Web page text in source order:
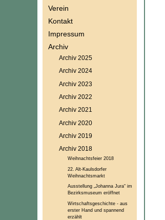
Verein
Kontakt
Impressum
Archiv
Archiv 2025
Archiv 2024
Archiv 2023
Archiv 2022
Archiv 2021
Archiv 2020
Archiv 2019
Archiv 2018
Weihnachtsfeier 2018
22. Alt-Kaulsdorfer
Weihnachtsmarkt
Ausstellung „Johanna Jura“ im
Bezirksmuseum eröffnet
Wirtschaftsgeschichte - aus
erster Hand und spannend
erzählt